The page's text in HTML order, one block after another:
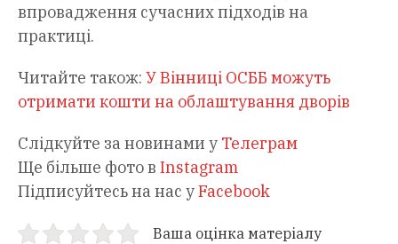
впровадження сучасних підходів на
практиці.
Читайте також: У Вінниці ОСББ можуть
отримати кошти на облаштування дворів
Слідкуйте за новинами у Телеграм
Ще більше фото в Instagram
Підписуйтесь на нас уFacebook
Ваша оцінка матеріалу